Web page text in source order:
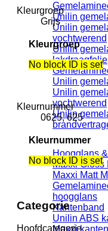
Unilin
Unilin
vochtwerend
Unilin
lakdraagfolie
Unilin
Unilin
vochtwerend
Unilin
Hoogglans
Maxxi Gloss
Maxxi Matt
hoogglans
Kantenband
Unilin ABS
Maxxi
Kleurgroep
Grijs
Kleurgroep
No block ID is set
Kleurnummer
0625, 625
Kleurnummer
No block ID is set
Categorie
Hoofdcategorie